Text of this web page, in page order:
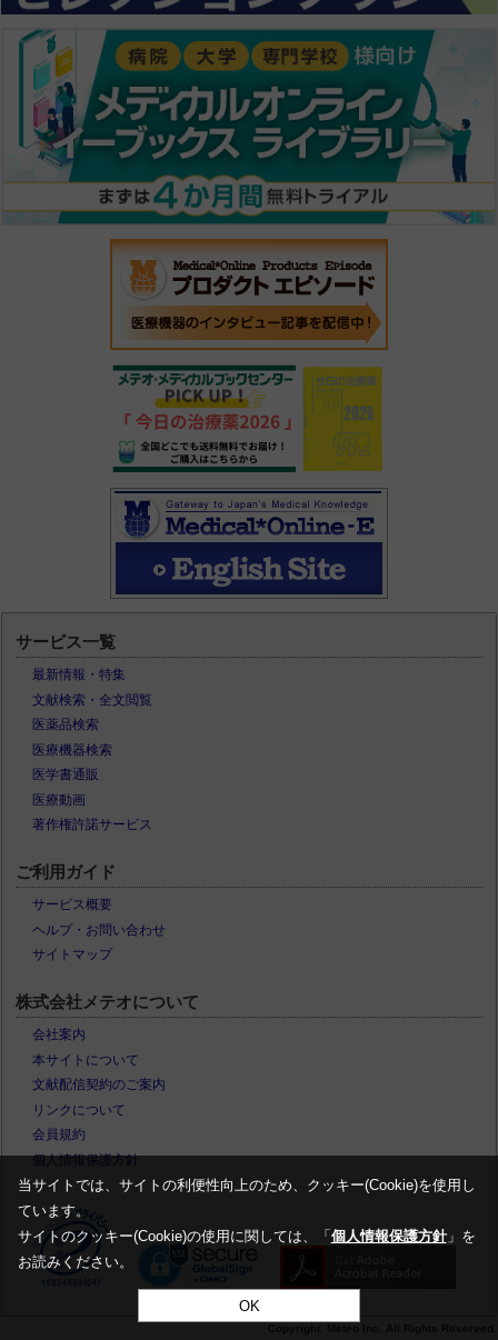
サービス一覧
最新情報・特集
文献検索・全文閲覧
医薬品検索
医療機器検索
医学書通販
医療動画
著作権許諾サービス
ご利用ガイド
サービス概要
ヘルプ・お問い合わせ
サイトマップ
株式会社メテオについて
会社案内
本サイトについて
文献配信契約のご案内
リンクについて
会員規約
個人情報保護方針
当サイトでは、サイトの利便性向上のため、クッキー(Cookie)を使用し
ています。
サイトのクッキー(Cookie)の使用に関しては、「 個人情報保護方針」を
お読みください。
OK